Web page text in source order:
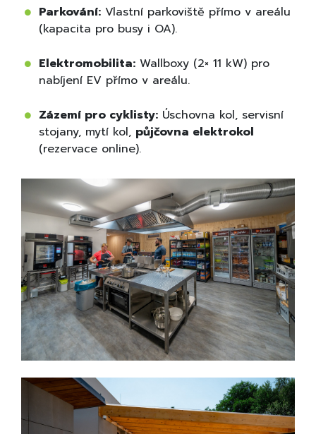
Parkování: Vlastní parkoviště přímo v areálu
(kapacita pro busy i OA).
Elektromobilita: Wallboxy (2× 11 kW) pro
nabíjení EV přímo v areálu.
Zázemí pro cyklisty: Úschovna kol, servisní
stojany, mytí kol, půjčovna elektrokol
(rezervace online).